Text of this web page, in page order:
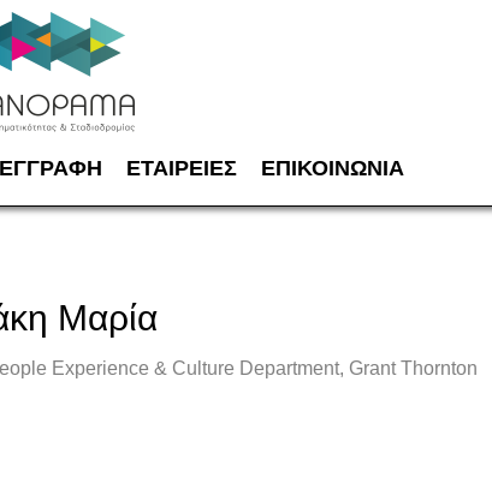
ΕΓΓΡΑΦΗ ΕΤΑΙΡΕΙΕΣ ΕΠΙΚΟΙΝΩΝΙΑ
Μαρία
Experience & Culture Department, Grant Thornton